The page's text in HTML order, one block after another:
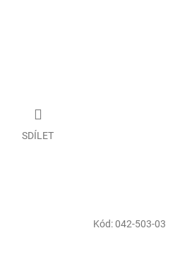
SDÍLET
Kód:042-503-03